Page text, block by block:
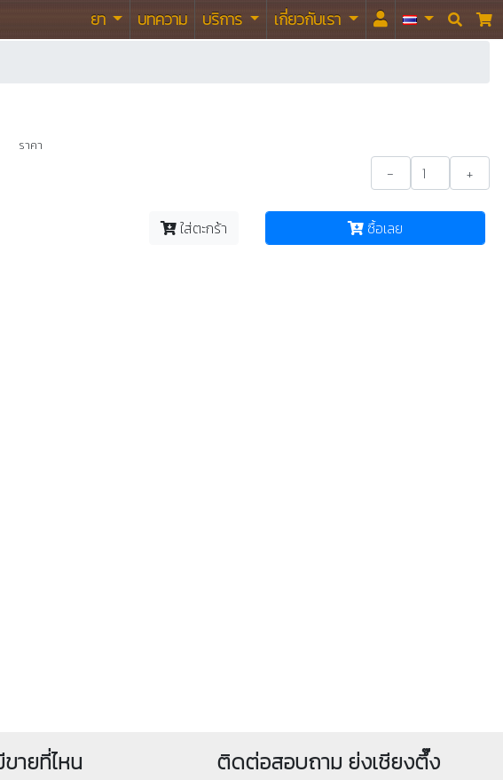
ยา บทความ บริการ เกี่ยวกับเรา  
ราคา
- +
ใส่ตะกร้า ซื้อเลย
ายที่ไหน ติดต่อสอบถาม ย่งเชียงตึ๊ง